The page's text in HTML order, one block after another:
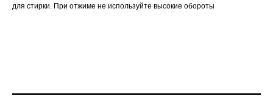
для стирки. При отжиме не используйте высокие обороты